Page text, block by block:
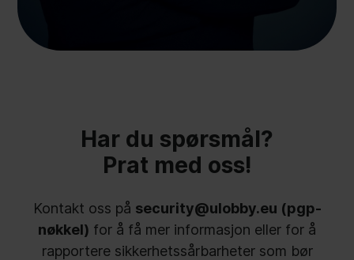
Har du spørsmål?
Prat med oss!
Kontakt oss på security@ulobby.eu (pgp-
nøkkel) for å få mer informasjon eller for å
rapportere sikkerhetssårbarheter som bør